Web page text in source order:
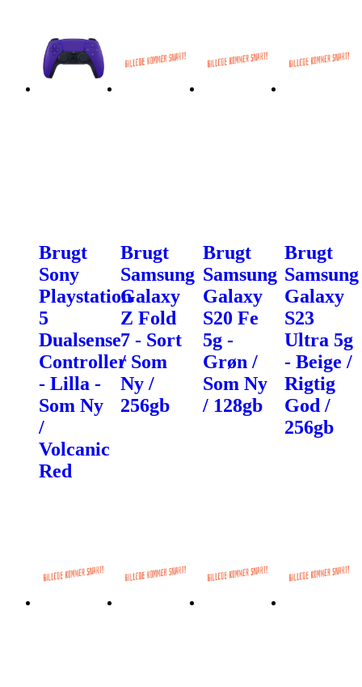
Brugt
Sony
Playstation
5
Dualsense
Controller
- Lilla -
Som Ny
/
Volcanic
Red
Brugt
Samsung
Galaxy
Z Fold
7 - Sort
/ Som
Ny /
256gb
Brugt
Samsung
Galaxy
S20 Fe
5g -
Grøn /
Som Ny
/ 128gb
Brugt
Samsung
Galaxy
S23
Ultra 5g
- Beige /
Rigtig
God /
256gb